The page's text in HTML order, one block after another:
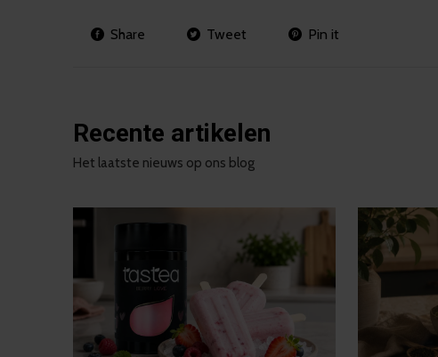
Share Tweet Pin it
Recente artikelen
Het laatste nieuws op ons blog